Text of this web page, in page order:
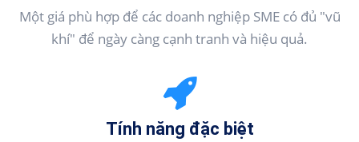
Một giá phù hợp để các doanh nghiệp SME có đủ "vũ
khí" để ngày càng cạnh tranh và hiệu quả.
Tính năng đặc biệt